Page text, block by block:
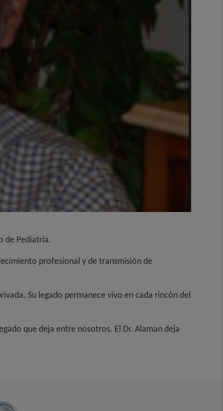
de Pediatría.
profesional y de transmisión de
Su legado permanece vivo en cada rincón del
que deja entre nosotros. El Dr. Alaman deja